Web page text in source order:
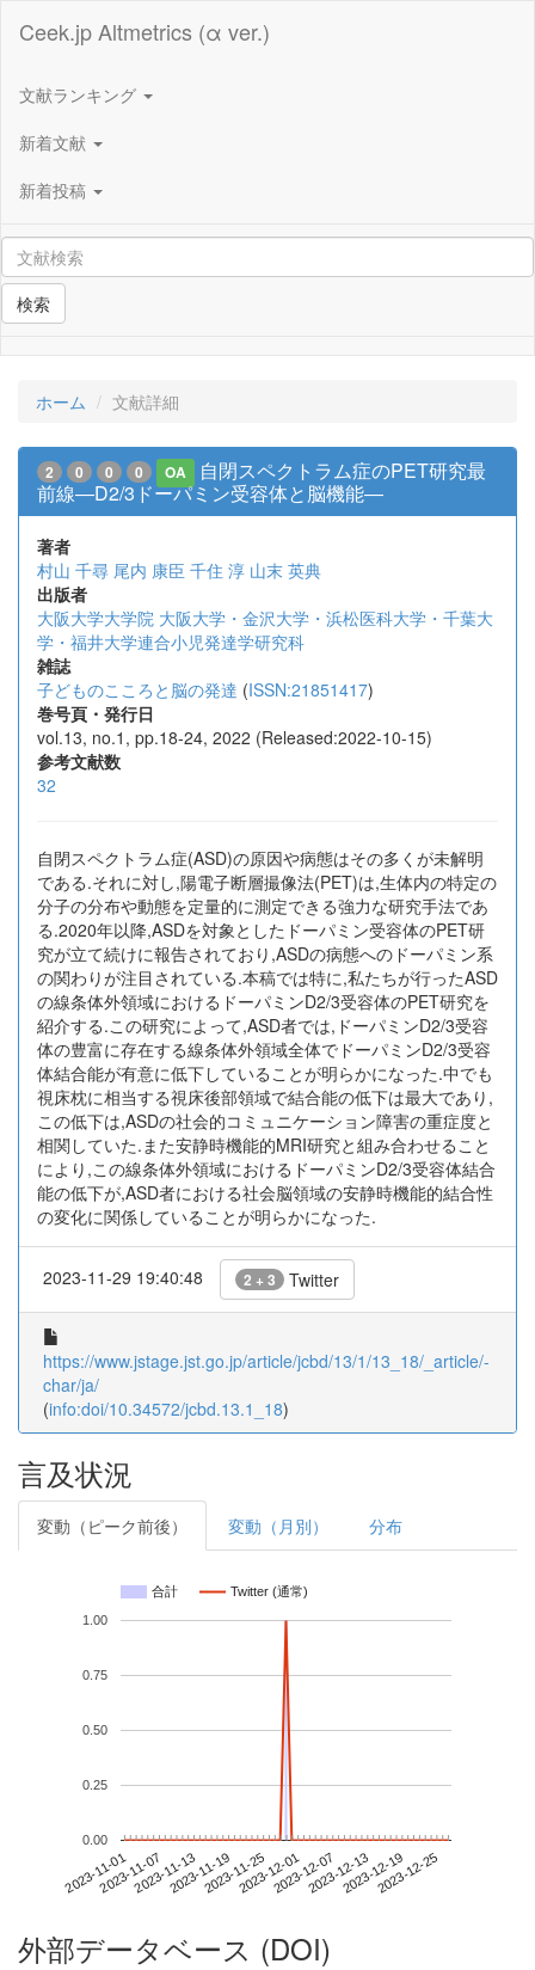
Ceek.jp Altmetrics (α ver.)
文献ランキング
新着文献
新着投稿
検索
ホーム 文献詳細
2 0 0 0 OA
自閉スペクトラム症のPET研究最
前線―D2/3ドーパミン受容体と脳機能―
著者
村山 千尋 尾内 康臣 千住 淳 山末 英典
出版者
大阪大学大学院 大阪大学・金沢大学・浜松医科大学・千葉大
学・福井大学連合小児発達学研究科
雑誌
子どものこころと脳の発達 (ISSN:21851417)
巻号頁・発行日
vol.13, no.1, pp.18-24, 2022 (Released:2022-10-15)
参考文献数
32
自閉スペクトラム症(ASD)の原因や病態はその多くが未解明
である.それに対し,陽電子断層撮像法(PET)は,生体内の特定の
分子の分布や動態を定量的に測定できる強力な研究手法であ
る.2020年以降,ASDを対象としたドーパミン受容体のPET研
究が立て続けに報告されており,ASDの病態へのドーパミン系
の関わりが注目されている.本稿では特に,私たちが行ったASD
の線条体外領域におけるドーパミンD2/3受容体のPET研究を
紹介する.この研究によって,ASD者では,ドーパミンD2/3受容
体の豊富に存在する線条体外領域全体でドーパミンD2/3受容
体結合能が有意に低下していることが明らかになった.中でも
視床枕に相当する視床後部領域で結合能の低下は最大であり,
この低下は,ASDの社会的コミュニケーション障害の重症度と
相関していた.また安静時機能的MRI研究と組み合わせること
により,この線条体外領域におけるドーパミンD2/3受容体結合
能の低下が,ASD者における社会脳領域の安静時機能的結合性
の変化に関係していることが明らかになった.
2023-11-29 19:40:48 2 + 3 Twitter
https://www.jstage.jst.go.jp/article/jcbd/13/1/13_18/_article/-
char/ja/
(info:doi/10.34572/jcbd.13.1_18)
言及状況
変動（ピーク前後） 変動（月別） 分布
合計 Twitter (通常)
2023-11-012023-11-072023-11-132023-11-192023-11-252023-12-012023-12-072023-12-132023-12-192023-12-25
0.00
0.25
0.50
0.75
1.00
外部データベース (DOI)